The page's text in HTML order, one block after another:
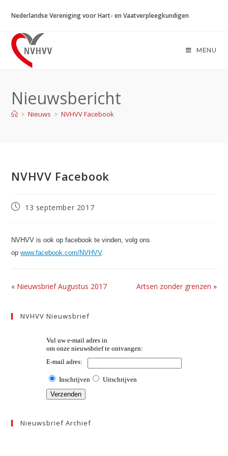
naar
inhoud
Nederlandse Vereniging voor Hart- en Vaatverpleegkundigen
MENU
Nieuwsbericht
> Nieuws > NVHVV Facebook
NVHVV Facebook
Bericht13 september 2017
NVHVV is ook op facebook te vinden, volg ons
opwww.facebook.com/NVHVV.
« Nieuwsbrief Augustus 2017 Artsen zonder grenzen »
NVHVV Nieuwsbrief
Nieuwsbrief Archief